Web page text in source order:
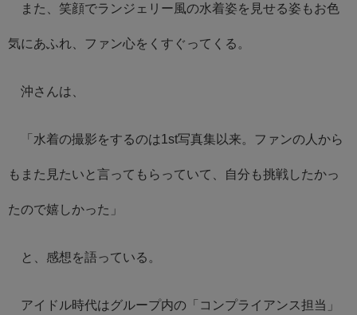
また、笑顔でランジェリー風の水着姿を見せる姿もお色
気にあふれ、ファン心をくすぐってくる。
沖さんは、
「水着の撮影をするのは1st写真集以来。ファンの人から
もまた見たいと言ってもらっていて、自分も挑戦したかっ
たので嬉しかった」
と、感想を語っている。
アイドル時代はグループ内の「コンプライアンス担当」